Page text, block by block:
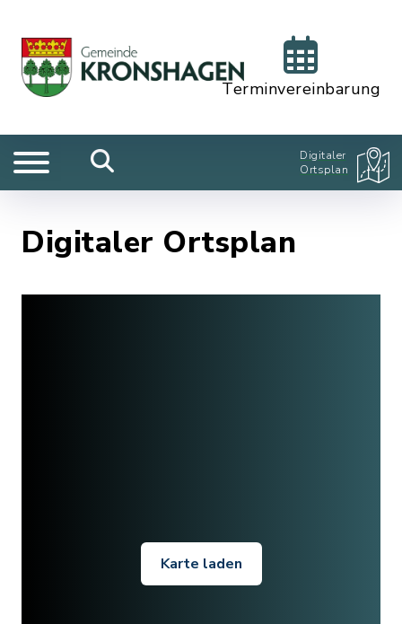
Terminvereinbarung
Digitaler
Ortsplan
Digitaler Ortsplan
Karte laden